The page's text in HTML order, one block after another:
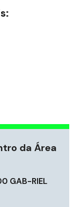
da Área
GAB-RIEL